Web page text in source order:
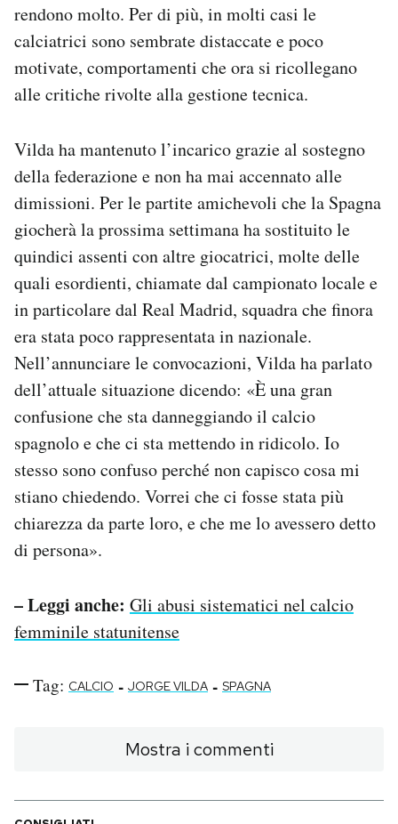
rendono molto. Per di più, in molti casi le
calciatrici sono sembrate distaccate e poco
motivate, comportamenti che ora si ricollegano
alle critiche rivolte alla gestione tecnica.
Vilda ha mantenuto l’incarico grazie al sostegno
della federazione e non ha mai accennato alle
dimissioni. Per le partite amichevoli che la Spagna
giocherà la prossima settimana ha sostituito le
quindici assenti con altre giocatrici, molte delle
quali esordienti, chiamate dal campionato locale e
in particolare dal Real Madrid, squadra che finora
era stata poco rappresentata in nazionale.
Nell’annunciare le convocazioni, Vilda ha parlato
dell’attuale situazione dicendo: «È una gran
confusione che sta danneggiando il calcio
spagnolo e che ci sta mettendo in ridicolo. Io
stesso sono confuso perché non capisco cosa mi
stiano chiedendo. Vorrei che ci fosse stata più
chiarezza da parte loro, e che me lo avessero detto
di persona».
– Leggi anche: Gli abusi sistematici nel calcio
femminile statunitense
Tag: CALCIO - JORGE VILDA - SPAGNA
Mostra i commenti